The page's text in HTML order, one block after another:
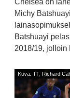
Chelsea on
Michy
Batshuayi
2018/19, jolloin
Kuva: TT, Richard